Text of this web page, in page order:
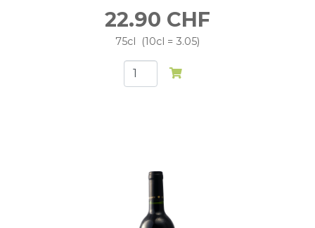
22.90 CHF
75cl 10cl = 3.05